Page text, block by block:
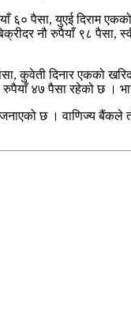
६० पैसा, युएई दिराम
नौ रुपैयाँ ९८
दिनार एकको
४७ पैसा रहेको छ ।
छ । वाणिज्य बैंकले